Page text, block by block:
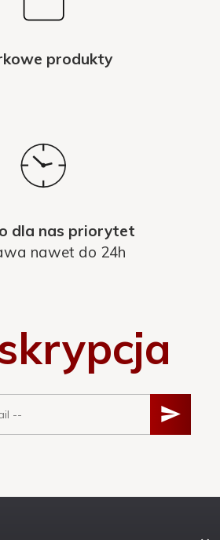
produkty
dla nas priorytet
nawet do 24h